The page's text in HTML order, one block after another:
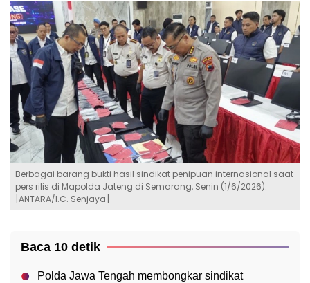
Berbagai barang bukti hasil sindikat penipuan internasional saat
pers rilis di Mapolda Jateng di Semarang, Senin (1/6/2026).
[ANTARA/I.C. Senjaya]
Baca 10 detik
Polda Jawa Tengah membongkar sindikat